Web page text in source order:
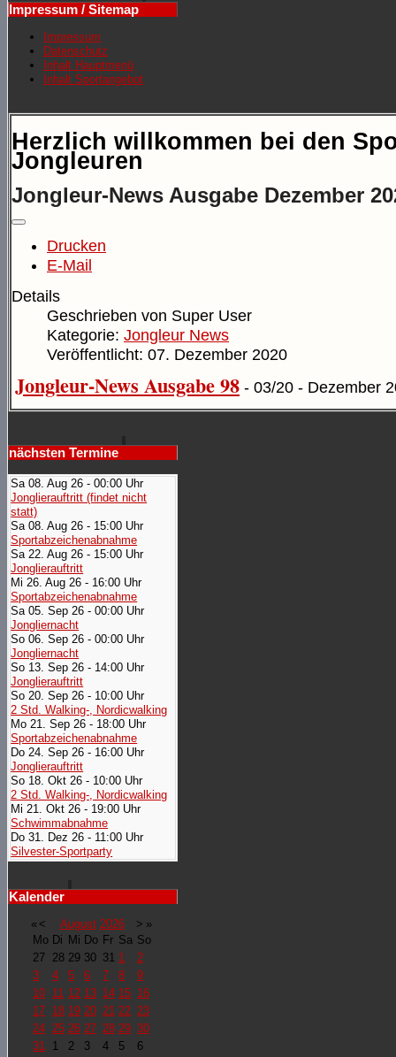
Impressum / Sitemap
Impressum
Datenschutz
Inhalt Hauptmenü
Inhalt Sportangebot
Herzlich willkommen bei den
Jongleuren
Jongleur-News Ausgabe Dezember
Drucken
E-Mail
Details
Geschrieben von Super User
Kategorie: Jongleur News
Veröffentlicht: 07. Dezember 2020
Jongleur-News Ausgabe 98 - 03/20 - Dezember
nächsten Termine
Sa 08. Aug 26 - 00:00 Uhr
Jonglierauftritt (findet nicht
statt)
Sa 08. Aug 26 - 15:00 Uhr
Sportabzeichenabnahme
Sa 22. Aug 26 - 15:00 Uhr
Jonglierauftritt
Mi 26. Aug 26 - 16:00 Uhr
Sportabzeichenabnahme
Sa 05. Sep 26 - 00:00 Uhr
Jongliernacht
So 06. Sep 26 - 00:00 Uhr
Jongliernacht
So 13. Sep 26 - 14:00 Uhr
Jonglierauftritt
So 20. Sep 26 - 10:00 Uhr
2 Std. Walking-, Nordicwalking
Mo 21. Sep 26 - 18:00 Uhr
Sportabzeichenabnahme
Do 24. Sep 26 - 16:00 Uhr
Jonglierauftritt
So 18. Okt 26 - 10:00 Uhr
2 Std. Walking-, Nordicwalking
Mi 21. Okt 26 - 19:00 Uhr
Schwimmabnahme
Do 31. Dez 26 - 11:00 Uhr
Silvester-Sportparty
Kalender
« < August 2026 > »
Mo Di Mi Do Fr Sa So
27 28 29 30 31 1
2
3
4 5 6 7 8
9
10 11 12 13 14 15 16
17 18 19 20 21 22 23
24 25 26 27 28 29 30
31 1 2 3 4 5 6